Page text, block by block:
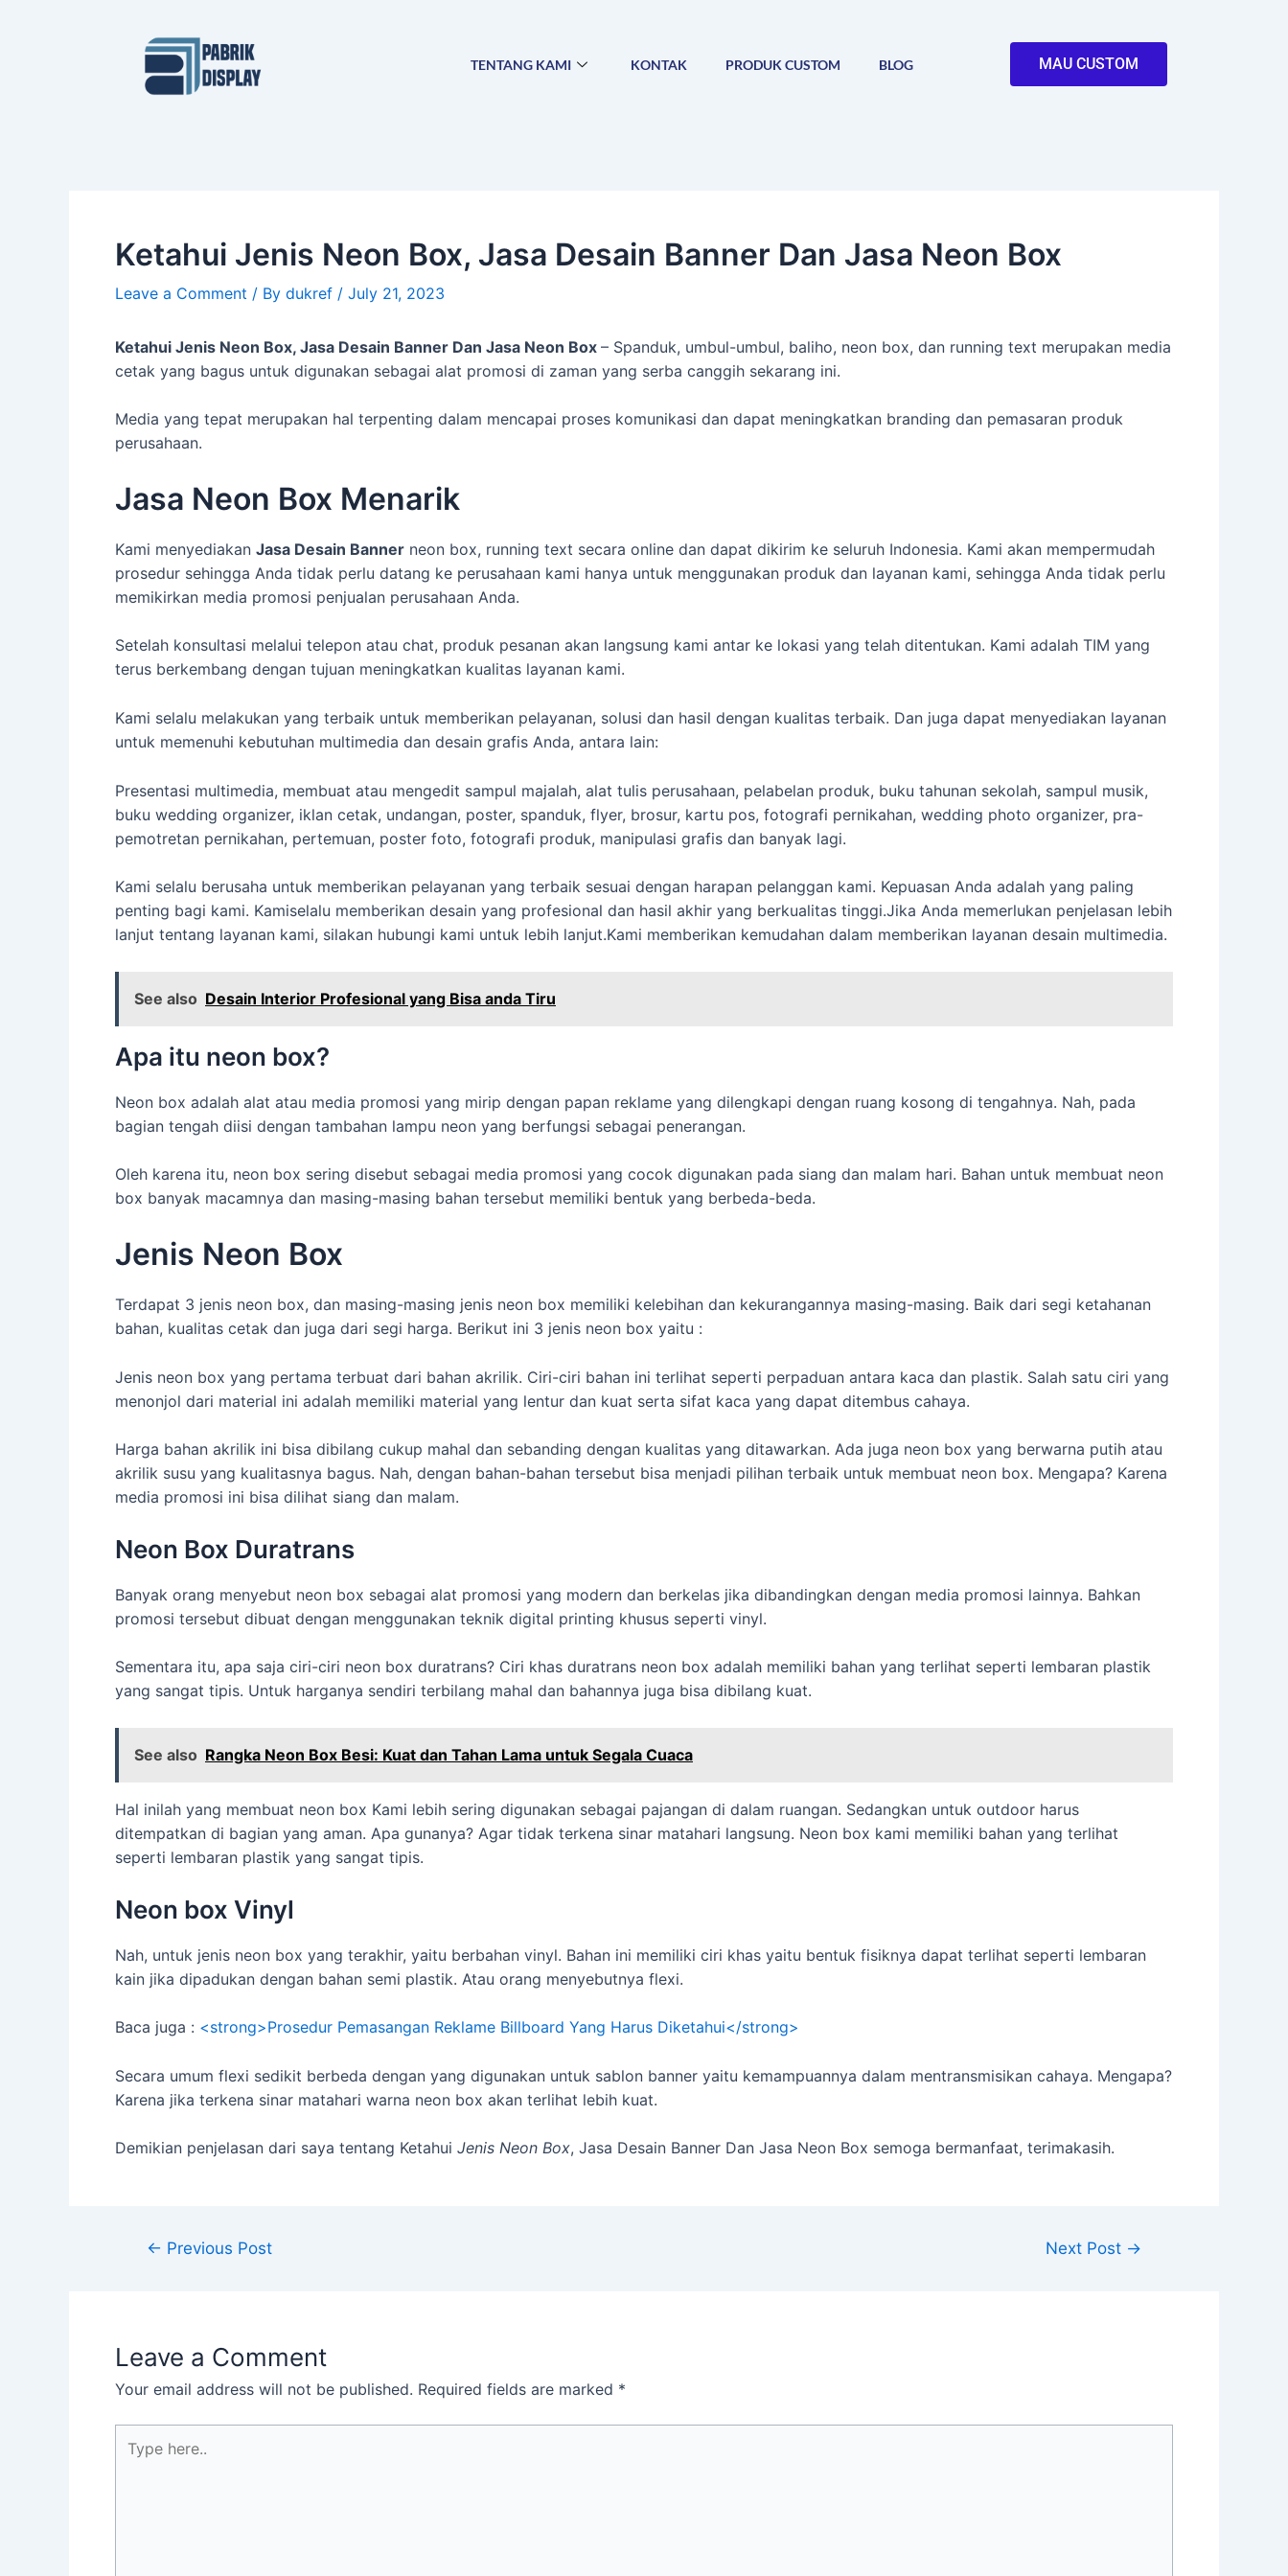
TENTANG KAMI KONTAK PRODUK CUSTOM BLOG MAU CUSTOM
Ketahui Jenis Neon Box, Jasa Desain Banner Dan Jasa Neon Box
Leave a Comment / By dukref / July 21, 2023
Ketahui Jenis Neon Box, Jasa Desain Banner Dan Jasa Neon Box – Spanduk, umbul-umbul, baliho, neon box, dan running text merupakan media
cetak yang bagus untuk digunakan sebagai alat promosi di zaman yang serba canggih sekarang ini.
Media yang tepat merupakan hal terpenting dalam mencapai proses komunikasi dan dapat meningkatkan branding dan pemasaran produk
perusahaan.
Jasa Neon Box Menarik
Kami menyediakan Jasa Desain Banner neon box, running text secara online dan dapat dikirim ke seluruh Indonesia. Kami akan mempermudah
prosedur sehingga Anda tidak perlu datang ke perusahaan kami hanya untuk menggunakan produk dan layanan kami, sehingga Anda tidak perlu
memikirkan media promosi penjualan perusahaan Anda.
Setelah konsultasi melalui telepon atau chat, produk pesanan akan langsung kami antar ke lokasi yang telah ditentukan. Kami adalah TIM yang
terus berkembang dengan tujuan meningkatkan kualitas layanan kami.
Kami selalu melakukan yang terbaik untuk memberikan pelayanan, solusi dan hasil dengan kualitas terbaik. Dan juga dapat menyediakan layanan
untuk memenuhi kebutuhan multimedia dan desain grafis Anda, antara lain:
Presentasi multimedia, membuat atau mengedit sampul majalah, alat tulis perusahaan, pelabelan produk, buku tahunan sekolah, sampul musik,
buku wedding organizer, iklan cetak, undangan, poster, spanduk, flyer, brosur, kartu pos, fotografi pernikahan, wedding photo organizer, pra-
pemotretan pernikahan, pertemuan, poster foto, fotografi produk, manipulasi grafis dan banyak lagi.
Kami selalu berusaha untuk memberikan pelayanan yang terbaik sesuai dengan harapan pelanggan kami. Kepuasan Anda adalah yang paling
penting bagi kami. Kamiselalu memberikan desain yang profesional dan hasil akhir yang berkualitas tinggi.Jika Anda memerlukan penjelasan lebih
lanjut tentang layanan kami, silakan hubungi kami untuk lebih lanjut.Kami memberikan kemudahan dalam memberikan layanan desain multimedia.
See also Desain Interior Profesional yang Bisa anda Tiru
Apa itu neon box?
Neon box adalah alat atau media promosi yang mirip dengan papan reklame yang dilengkapi dengan ruang kosong di tengahnya. Nah, pada
bagian tengah diisi dengan tambahan lampu neon yang berfungsi sebagai penerangan.
Oleh karena itu, neon box sering disebut sebagai media promosi yang cocok digunakan pada siang dan malam hari. Bahan untuk membuat neon
box banyak macamnya dan masing-masing bahan tersebut memiliki bentuk yang berbeda-beda.
Jenis Neon Box
Terdapat 3 jenis neon box, dan masing-masing jenis neon box memiliki kelebihan dan kekurangannya masing-masing. Baik dari segi ketahanan
bahan, kualitas cetak dan juga dari segi harga. Berikut ini 3 jenis neon box yaitu :
Jenis neon box yang pertama terbuat dari bahan akrilik. Ciri-ciri bahan ini terlihat seperti perpaduan antara kaca dan plastik. Salah satu ciri yang
menonjol dari material ini adalah memiliki material yang lentur dan kuat serta sifat kaca yang dapat ditembus cahaya.
Harga bahan akrilik ini bisa dibilang cukup mahal dan sebanding dengan kualitas yang ditawarkan. Ada juga neon box yang berwarna putih atau
akrilik susu yang kualitasnya bagus. Nah, dengan bahan-bahan tersebut bisa menjadi pilihan terbaik untuk membuat neon box. Mengapa? Karena
media promosi ini bisa dilihat siang dan malam.
Neon Box Duratrans
Banyak orang menyebut neon box sebagai alat promosi yang modern dan berkelas jika dibandingkan dengan media promosi lainnya. Bahkan
promosi tersebut dibuat dengan menggunakan teknik digital printing khusus seperti vinyl.
Sementara itu, apa saja ciri-ciri neon box duratrans? Ciri khas duratrans neon box adalah memiliki bahan yang terlihat seperti lembaran plastik
yang sangat tipis. Untuk harganya sendiri terbilang mahal dan bahannya juga bisa dibilang kuat.
See also Rangka Neon Box Besi: Kuat dan Tahan Lama untuk Segala Cuaca
Hal inilah yang membuat neon box Kami lebih sering digunakan sebagai pajangan di dalam ruangan. Sedangkan untuk outdoor harus
ditempatkan di bagian yang aman. Apa gunanya? Agar tidak terkena sinar matahari langsung. Neon box kami memiliki bahan yang terlihat
seperti lembaran plastik yang sangat tipis.
Neon box Vinyl
Nah, untuk jenis neon box yang terakhir, yaitu berbahan vinyl. Bahan ini memiliki ciri khas yaitu bentuk fisiknya dapat terlihat seperti lembaran
kain jika dipadukan dengan bahan semi plastik. Atau orang menyebutnya flexi.
Baca juga : <strong>Prosedur Pemasangan Reklame Billboard Yang Harus Diketahui</strong>
Secara umum flexi sedikit berbeda dengan yang digunakan untuk sablon banner yaitu kemampuannya dalam mentransmisikan cahaya. Mengapa?
Karena jika terkena sinar matahari warna neon box akan terlihat lebih kuat.
Demikian penjelasan dari saya tentang Ketahui Jenis Neon Box, Jasa Desain Banner Dan Jasa Neon Box semoga bermanfaat, terimakasih.
navigation
← Previous Post Next Post →
Leave a Comment
Your email address will not be published. Required fields are marked *
here..